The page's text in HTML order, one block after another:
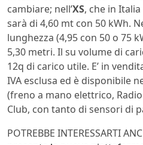
cambiare; nell’XS, che in
sarà di 4,60 mt con 50 kWh.
lunghezza (4,95 con 50 o 75
5,30 metri. Il su volume di
12q di carico utile. E’ in
IVA esclusa ed è disponibile
(freno a mano elettrico,
Club, con tanto di sensori di
POTREBBE INTERESSARTI